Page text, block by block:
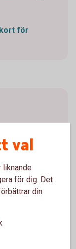
för
in den via
.
ansöka
val
liknande
för dig. Det
din